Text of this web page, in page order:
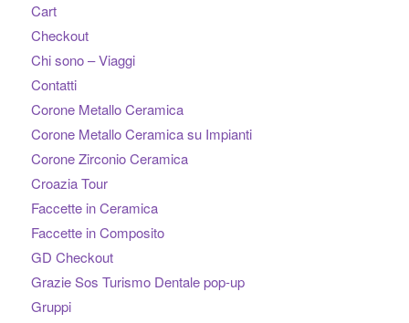
Cart
Checkout
Chi sono – Viaggi
Contatti
Corone Metallo Ceramica
Corone Metallo Ceramica su Impianti
Corone Zirconio Ceramica
Croazia Tour
Faccette in Ceramica
Faccette in Composito
GD Checkout
Grazie Sos Turismo Dentale pop-up
Gruppi